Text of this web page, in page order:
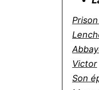
Victor
Son